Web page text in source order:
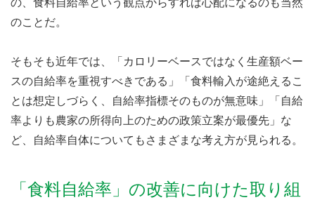
のことだ。
そもそも近年では、「カロリーベースではなく生産額ベー
スの自給率を重視すべきである」「食料輸入が途絶えるこ
とは想定しづらく、自給率指標そのものが無意味」「自給
率よりも農家の所得向上のための政策立案が最優先」な
ど、自給率自体についてもさまざまな考え方が見られる。
「食料自給率」の改善に向けた取り組